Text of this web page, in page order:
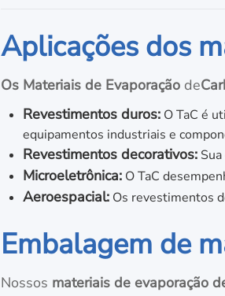
Aplicações dos
Os Materiais de Evaporação de
Revestimentos duros: O TaC é
equipamentos industriais e
Revestimentos decorativos:
Microeletrônica: O TaC
Aeroespacial: Os revestimentos
Embalagem de
Nossos materiais de evaporação